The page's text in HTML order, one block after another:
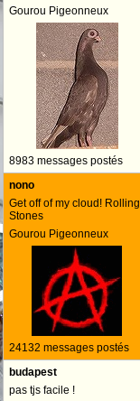
Gourou Pigeonneux
8983 messages postés
nono
Get off of my cloud! Rolling
Stones
Gourou Pigeonneux
24132 messages postés
budapest
pas tjs facile !